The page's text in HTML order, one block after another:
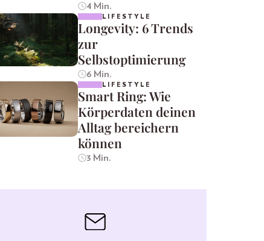
4 Min.
LIFESTYLE
Longevity: 6 Trends
zur
Selbstoptimierung
6 Min.
LIFESTYLE
Smart Ring: Wie
Körperdaten deinen
Alltag bereichern
können
3 Min.